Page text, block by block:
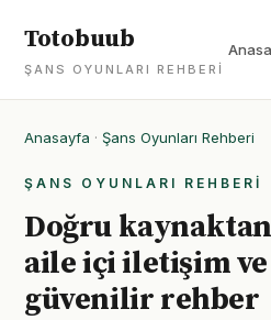
Totobuub
ŞANS OYUNLARI REHBERI
Anasayfa · Şans Oyunları Rehberi
ŞANS OYUNLARI REHBERI
Doğru
aile içi iletişim
güvenilir rehber